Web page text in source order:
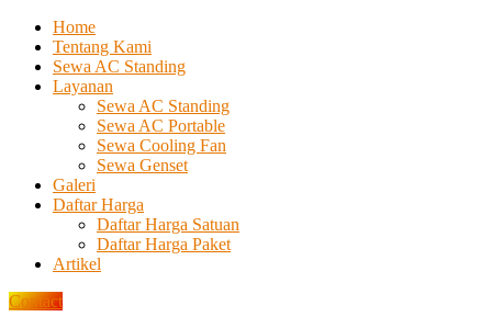
Home
Tentang Kami
Sewa AC Standing
Layanan
Sewa AC Standing
Sewa AC Portable
Sewa Cooling Fan
Sewa Genset
Galeri
Daftar Harga
Daftar Harga Satuan
Daftar Harga Paket
Artikel
Contact